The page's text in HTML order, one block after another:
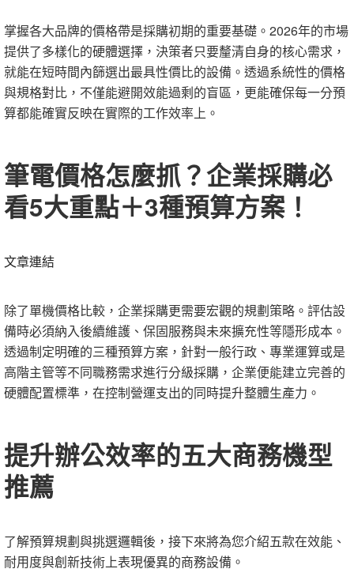
掌握各大品牌的價格帶是採購初期的重要基礎。2026年的市場
提供了多樣化的硬體選擇，決策者只要釐清自身的核心需求，
就能在短時間內篩選出最具性價比的設備。透過系統性的價格
與規格對比，不僅能避開效能過剩的盲區，更能確保每一分預
算都能確實反映在實際的工作效率上。
筆電價格怎麼抓？企業採購必
看5大重點＋3種預算方案！
文章連結
除了單機價格比較，企業採購更需要宏觀的規劃策略。評估設
備時必須納入後續維護、保固服務與未來擴充性等隱形成本。
透過制定明確的三種預算方案，針對一般行政、專業運算或是
高階主管等不同職務需求進行分級採購，企業便能建立完善的
硬體配置標準，在控制營運支出的同時提升整體生產力。
提升辦公效率的五大商務機型
推薦
了解預算規劃與挑選邏輯後，接下來將為您介紹五款在效能、
耐用度與創新技術上表現優異的商務設備。